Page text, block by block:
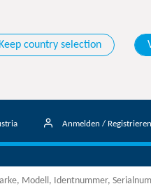
Keep country selection
Anmelden / Registrieren